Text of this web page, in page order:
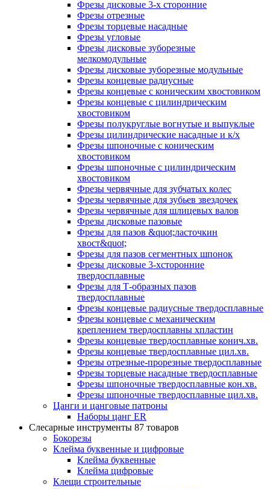
Фрезы дисковые 3-х сторонние
Фрезы отрезные
Фрезы торцевые насадные
Фрезы угловые
Фрезы дисковые зуборезные
мелкомодульные
Фрезы дисковые зуборезные модульные
Фрезы концевые радиусные
Фрезы концевые с коническим хвостовиком
Фрезы концевые с цилиндрическим
хвостовиком
Фрезы полукруглые вогнутые и выпуклые
Фрезы цилиндрические насадные и к/х
Фрезы шпоночные с коническим
хвостовиком
Фрезы шпоночные с цилиндрическим
хвостовиком
Фрезы червячные для зубчатых колес
Фрезы червячные для зубьев звездочек
Фрезы червячные для шлицевых валов
Фрезы дисковые пазовые
Фрезы для пазов &quot;ласточкин
хвост&quot;
Фрезы для пазов сегментных шпонок
Фрезы дисковые 3-хсторонние
твердосплавные
Фрезы для Т-образных пазов
твердосплавные
Фрезы концевые радиусные твердосплавные
Фрезы концевые с механическим
креплением твердосплавны хпластин
Фрезы концевые твердосплавные конич.хв.
Фрезы концевые твердосплавные цил.хв.
Фрезы отрезные-прорезные твердосплавные
Фрезы торцевые насадные твердосплавные
Фрезы шпоночные твердосплавные кон.хв.
Фрезы шпоночные твердосплавные цил.хв.
Цанги и цанговые патроны
Наборы цанг ER
Слесарные инструменты 87 товаров
Бокорезы
Клейма буквенные и цифровые
Клейма буквенные
Клейма цифровые
Клещи строительные